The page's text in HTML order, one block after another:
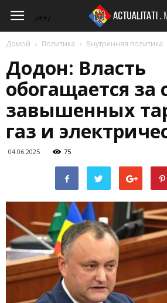
/**/
Actualitati.md
Домой Политика Внутренняя политика
Додон: Власть
обогащается за
завышенных
газ и
04.06.2025 75